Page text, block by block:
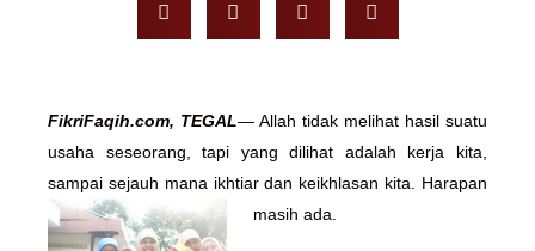
FikriFaqih.com, TEGAL— Allah tidak melihat hasil suatu
usaha seseorang, tapi yang dilihat adalah kerja kita,
sampai sejauh mana ikhtiar dan keikhlasan kita.
Harapan
masih ada.